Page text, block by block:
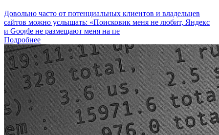
Довольно часто от потенциальных клиентов и владельцев
сайтов можно услышать: «Поисковик меня не любит, Яндекс
и Google не размещают меня на пе
Подробнее